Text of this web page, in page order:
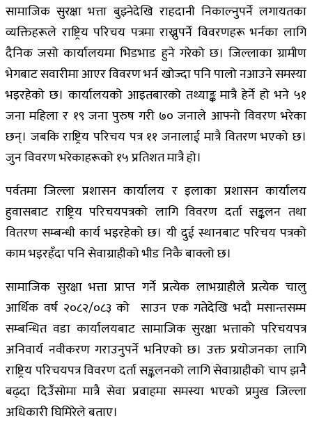
सामाजिक सुरक्षा भत्ता बुझ्नेदेखि राहदानी निकाल्नुपर्ने लगायतका
व्यक्तिहरूले राष्ट्रिय परिचय पत्रमा राख्नुपर्ने विवरणहरू भर्नका लागि
दैनिक जसो कार्यालयमा भिडभाड हुने गरेको छ। जिल्लाका ग्रामीण
भेगबाट सवारीमा आएर विवरण भर्न खोज्दा पनि पालो नआउने समस्या
भइरहेको छ। कार्यालयको आइतबारको तथ्याङ्क मात्रै हेर्ने हो भने ५१
जना महिला र १९ जना पुरुष गरी ७० जनाले आफ्नो विवरण भरेका
छन्। जबकि राष्ट्रिय परिचय पत्र ११ जनालाई मात्रै वितरण भएको छ।
जुन विवरण भरेकाहरूको १५ प्रतिशत मात्रै हो।
पर्वतमा जिल्ला प्रशासन कार्यालय र इलाका प्रशासन कार्यालय
हुवासबाट राष्ट्रिय परिचयपत्रको लागि विवरण दर्ता सङ्कलन तथा
वितरण सम्बन्धी कार्य भइरहेको छ। यी दुई स्थानबाट परिचय पत्रको
काम भइरहँदा पनि सेवाग्राहीको भीड निकै बाक्लो छ।
सामाजिक सुरक्षा भत्ता प्राप्त गर्ने प्रत्येक लाभग्राहीले प्रत्येक चालु
आर्थिक वर्ष २०८२/०८३ को साउन एक गतेदेखि भदौ मसान्तसम्म
सम्बन्धित वडा कार्यालयबाट सामाजिक सुरक्षा भत्ताको परिचयपत्र
अनिवार्य नवीकरण गराउनुपर्ने भनिएको छ। उक्त प्रयोजनका लागि
राष्ट्रिय परिचयपत्र विवरण दर्ता सङ्कलनको लागि सेवाग्राहीको चाप झनै
बढ्दा दिउँसोमा मात्रै सेवा प्रवाहमा समस्या भएको प्रमुख जिल्ला
अधिकारी घिमिरेले बताए।